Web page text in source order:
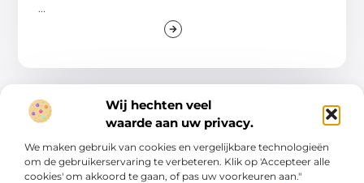
Wij hechten veel
waarde aan uw privacy.
We maken gebruik van cookies en vergelijkbare technologieën
om de gebruikerservaring te verbeteren. Klik op 'Accepteer alle
cookies' om akkoord te gaan, of pas uw voorkeuren aan."
...
WINKELEN